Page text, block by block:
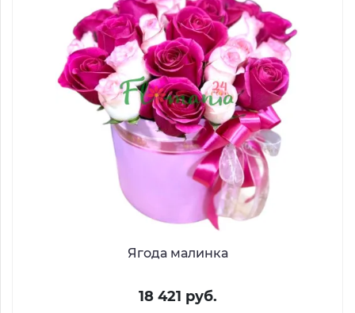
Ягода малинка
18 421 руб.